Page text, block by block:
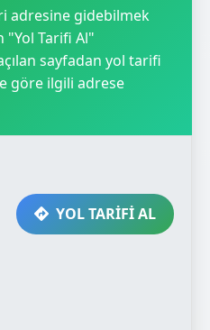
adresine gidebilmek
"Yol Tarifi Al"
sayfadan yol tarifi
göre ilgili adrese
YOL TARİFİ AL